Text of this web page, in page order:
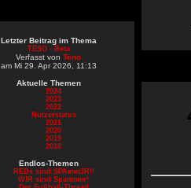
Letzter Beitrag im Thema
TESO - Beta
Verfasst von Teno
am Mi 29. Apr 2026, 11:13
Aktuelle Themen
2024
2023
2022
Nutzerstatus
2021
2020
2019
2018
Endlos-Themen
REDs sind SPAmm3R!!
W!R sind Spammer²